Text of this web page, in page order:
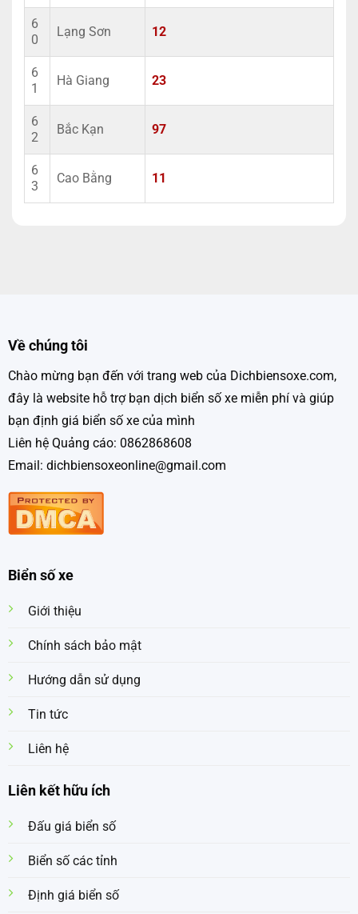
6
0
Lạng Sơn 12
6
1
Hà Giang 23
6
2
Bắc Kạn 97
6
3
Cao Bằng 11
Về chúng tôi
Chào mừng bạn đến với trang web của Dichbiensoxe.com,
đây là website hỗ trợ bạn dịch biển số xe miễn phí và giúp
bạn định giá biển số xe của mình
Liên hệ Quảng cáo: 0862868608
Email: dichbiensoxeonline@gmail.com
Biển số xe
Giới thiệu
Chính sách bảo mật
Hướng dẫn sử dụng
Tin tức
Liên hệ
Liên kết hữu ích
Đấu giá biển số
Biển số các tỉnh
Định giá biển số